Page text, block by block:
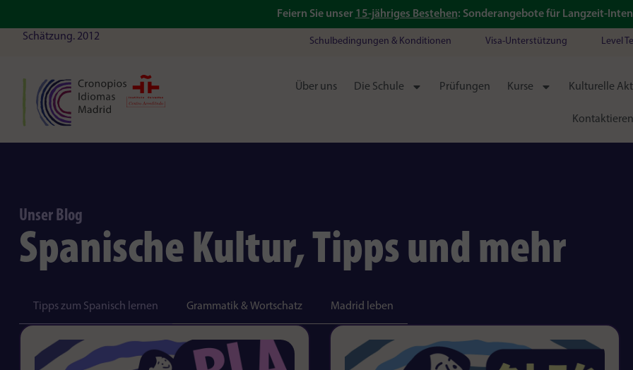
Feiern Sie unser 15-jähriges Bestehen: Sonderangebote für Langzeit-
Schätzung. 2012
Schulbedingungen & Konditionen Visa-Unterstützung Level
Über uns Die Schule Prüfungen Kurse Kulturelle
Unser Blog
Spanische Kultur, Tipps und mehr
Tipps zum Spanisch lernen Grammatik & Wortschatz Madrid leben